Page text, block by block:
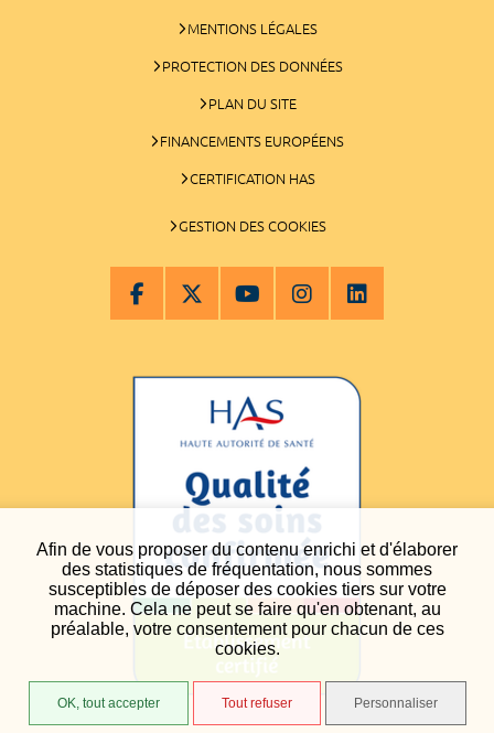
Afin de vous proposer du contenu enrichi et d'élaborer
des statistiques de fréquentation, nous sommes
susceptibles de déposer des cookies tiers sur votre
machine. Cela ne peut se faire qu'en obtenant, au
préalable, votre consentement pour chacun de ces
cookies.
OK, tout accepter Tout refuser Personnaliser
MENTIONS LÉGALES
PROTECTION DES DONNÉES
PLAN DU SITE
FINANCEMENTS EUROPÉENS
CERTIFICATION HAS
GESTION DES COOKIES